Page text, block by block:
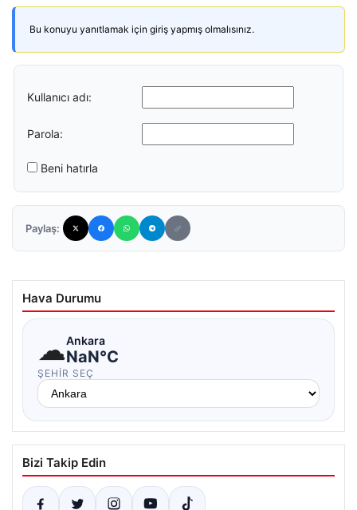
Bu konuyu yanıtlamak için giriş yapmış olmalısınız.
Kullanıcı adı:
Parola:
Beni hatırla
Paylaş:
Hava Durumu
☁Ankara
NaN°C
ŞEHIR SEÇ
Bizi Takip Edin